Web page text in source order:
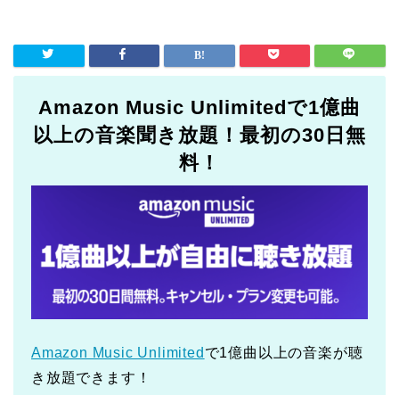
Amazon Music Unlimitedで1億曲
以上の音楽聞き放題！最初の30日無
料！
Amazon Music Unlimited で1億曲以上の音楽が聴
き放題できます！